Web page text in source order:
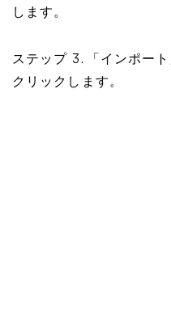
します。
ステップ 3. 「インポー
クリックします。